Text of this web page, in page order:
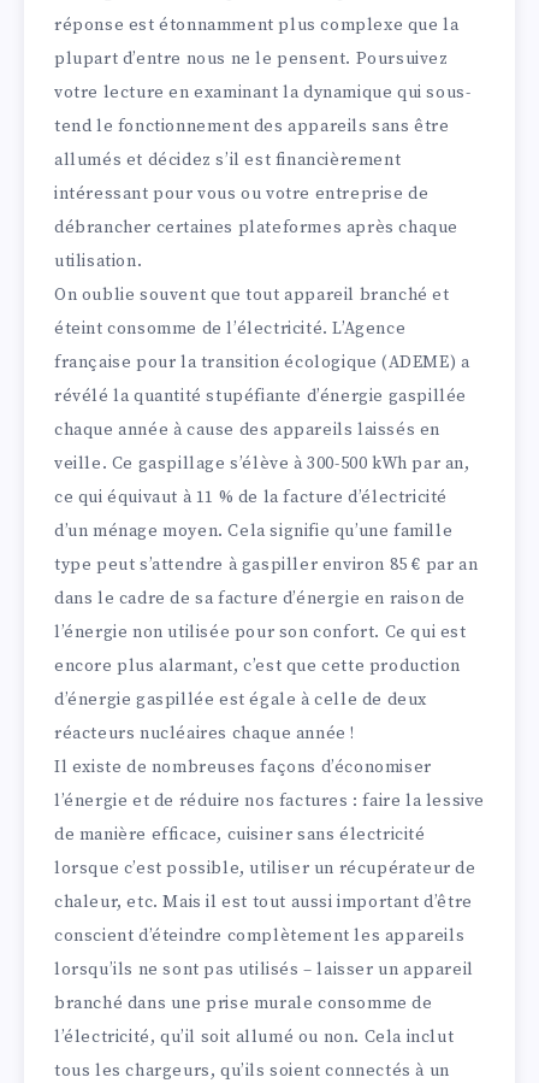
réponse est étonnamment plus complexe que la
plupart d’entre nous ne le pensent. Poursuivez
votre lecture en examinant la dynamique qui sous-
tend le fonctionnement des appareils sans être
allumés et décidez s’il est financièrement
intéressant pour vous ou votre entreprise de
débrancher certaines plateformes après chaque
utilisation.
On oublie souvent que tout appareil branché et
éteint consomme de l’électricité. L’Agence
française pour la transition écologique (ADEME) a
révélé la quantité stupéfiante d’énergie gaspillée
chaque année à cause des appareils laissés en
veille. Ce gaspillage s’élève à 300-500 kWh par an,
ce qui équivaut à 11 % de la facture d’électricité
d’un ménage moyen. Cela signifie qu’une famille
type peut s’attendre à gaspiller environ 85 € par an
dans le cadre de sa facture d’énergie en raison de
l’énergie non utilisée pour son confort. Ce qui est
encore plus alarmant, c’est que cette production
d’énergie gaspillée est égale à celle de deux
réacteurs nucléaires chaque année !
Il existe de nombreuses façons d’économiser
l’énergie et de réduire nos factures : faire la lessive
de manière efficace, cuisiner sans électricité
lorsque c’est possible, utiliser un récupérateur de
chaleur, etc. Mais il est tout aussi important d’être
conscient d’éteindre complètement les appareils
lorsqu’ils ne sont pas utilisés – laisser un appareil
branché dans une prise murale consomme de
l’électricité, qu’il soit allumé ou non. Cela inclut
tous les chargeurs, qu’ils soient connectés à un